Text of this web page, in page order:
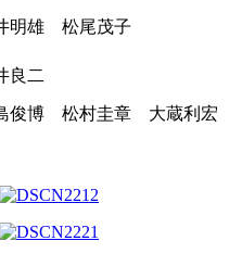
明雄 松尾茂子
二
俊博 松村圭章 大蔵利宏